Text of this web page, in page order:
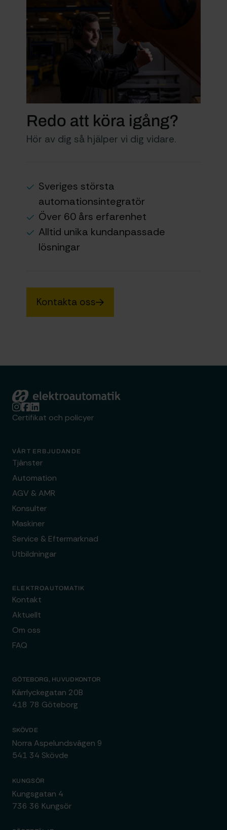
Redo att köra igång?
Hör av dig så hjälper vi dig vidare.
Sveriges största
automationsintegratör
Över 60 års erfarenhet
Alltid unika kundanpassade
lösningar
Kontakta oss
Elektroautomatik
Certifikat och policyer
VÅRT ERBJUDANDE
Tjänster
Automation
AGV & AMR
Konsulter
Maskiner
Service & Eftermarknad
Utbildningar
ELEKTROAUTOMATIK
Kontakt
Aktuellt
Om oss
FAQ
GÖTEBORG, HUVUDKONTOR
Kärrlyckegatan 20B
418 78 Göteborg
SKÖVDE
Norra Aspelundsvägen 9
541 34 Skövde
KUNGSÖR
Kungsgatan 4
736 36 Kungsör